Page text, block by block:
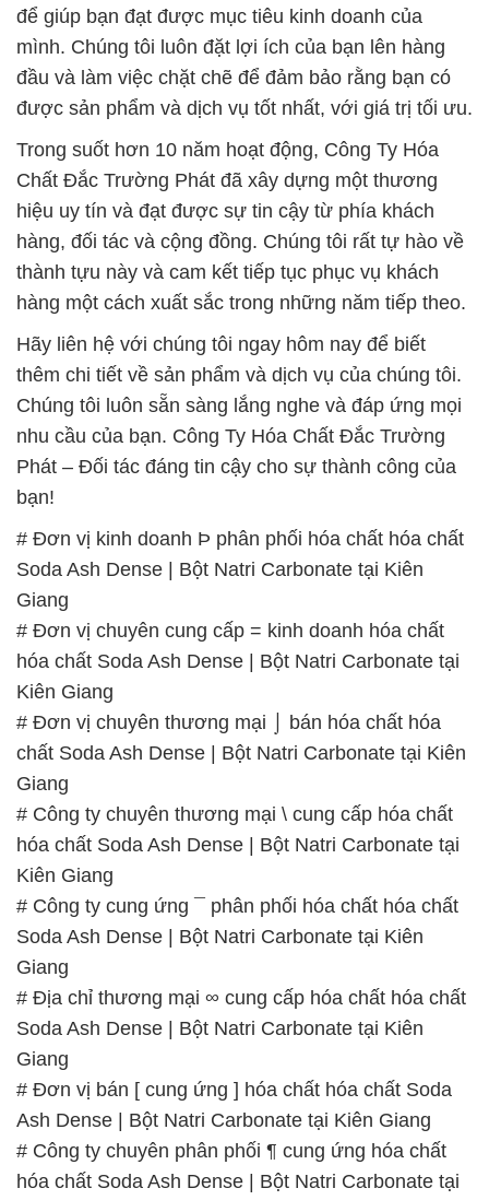
để giúp bạn đạt được mục tiêu kinh doanh của
mình. Chúng tôi luôn đặt lợi ích của bạn lên hàng
đầu và làm việc chặt chẽ để đảm bảo rằng bạn có
được sản phẩm và dịch vụ tốt nhất, với giá trị tối ưu.
Trong suốt hơn 10 năm hoạt động, Công Ty Hóa
Chất Đắc Trường Phát đã xây dựng một thương
hiệu uy tín và đạt được sự tin cậy từ phía khách
hàng, đối tác và cộng đồng. Chúng tôi rất tự hào về
thành tựu này và cam kết tiếp tục phục vụ khách
hàng một cách xuất sắc trong những năm tiếp theo.
Hãy liên hệ với chúng tôi ngay hôm nay để biết
thêm chi tiết về sản phẩm và dịch vụ của chúng tôi.
Chúng tôi luôn sẵn sàng lắng nghe và đáp ứng mọi
nhu cầu của bạn. Công Ty Hóa Chất Đắc Trường
Phát – Đối tác đáng tin cậy cho sự thành công của
bạn!
# Đơn vị kinh doanh Þ phân phối hóa chất hóa chất
Soda Ash Dense | Bột Natri Carbonate tại Kiên
Giang
# Đơn vị chuyên cung cấp = kinh doanh hóa chất
hóa chất Soda Ash Dense | Bột Natri Carbonate tại
Kiên Giang
# Đơn vị chuyên thương mại ⌡ bán hóa chất hóa
chất Soda Ash Dense | Bột Natri Carbonate tại Kiên
Giang
# Công ty chuyên thương mại \ cung cấp hóa chất
hóa chất Soda Ash Dense | Bột Natri Carbonate tại
Kiên Giang
# Công ty cung ứng ¯ phân phối hóa chất hóa chất
Soda Ash Dense | Bột Natri Carbonate tại Kiên
Giang
# Địa chỉ thương mại ∞ cung cấp hóa chất hóa chất
Soda Ash Dense | Bột Natri Carbonate tại Kiên
Giang
# Đơn vị bán [ cung ứng ] hóa chất hóa chất Soda
Ash Dense | Bột Natri Carbonate tại Kiên Giang
# Công ty chuyên phân phối ¶ cung ứng hóa chất
hóa chất Soda Ash Dense | Bột Natri Carbonate tại